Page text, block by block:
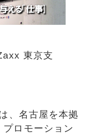
東京支
、名古屋を本拠
ロモーション